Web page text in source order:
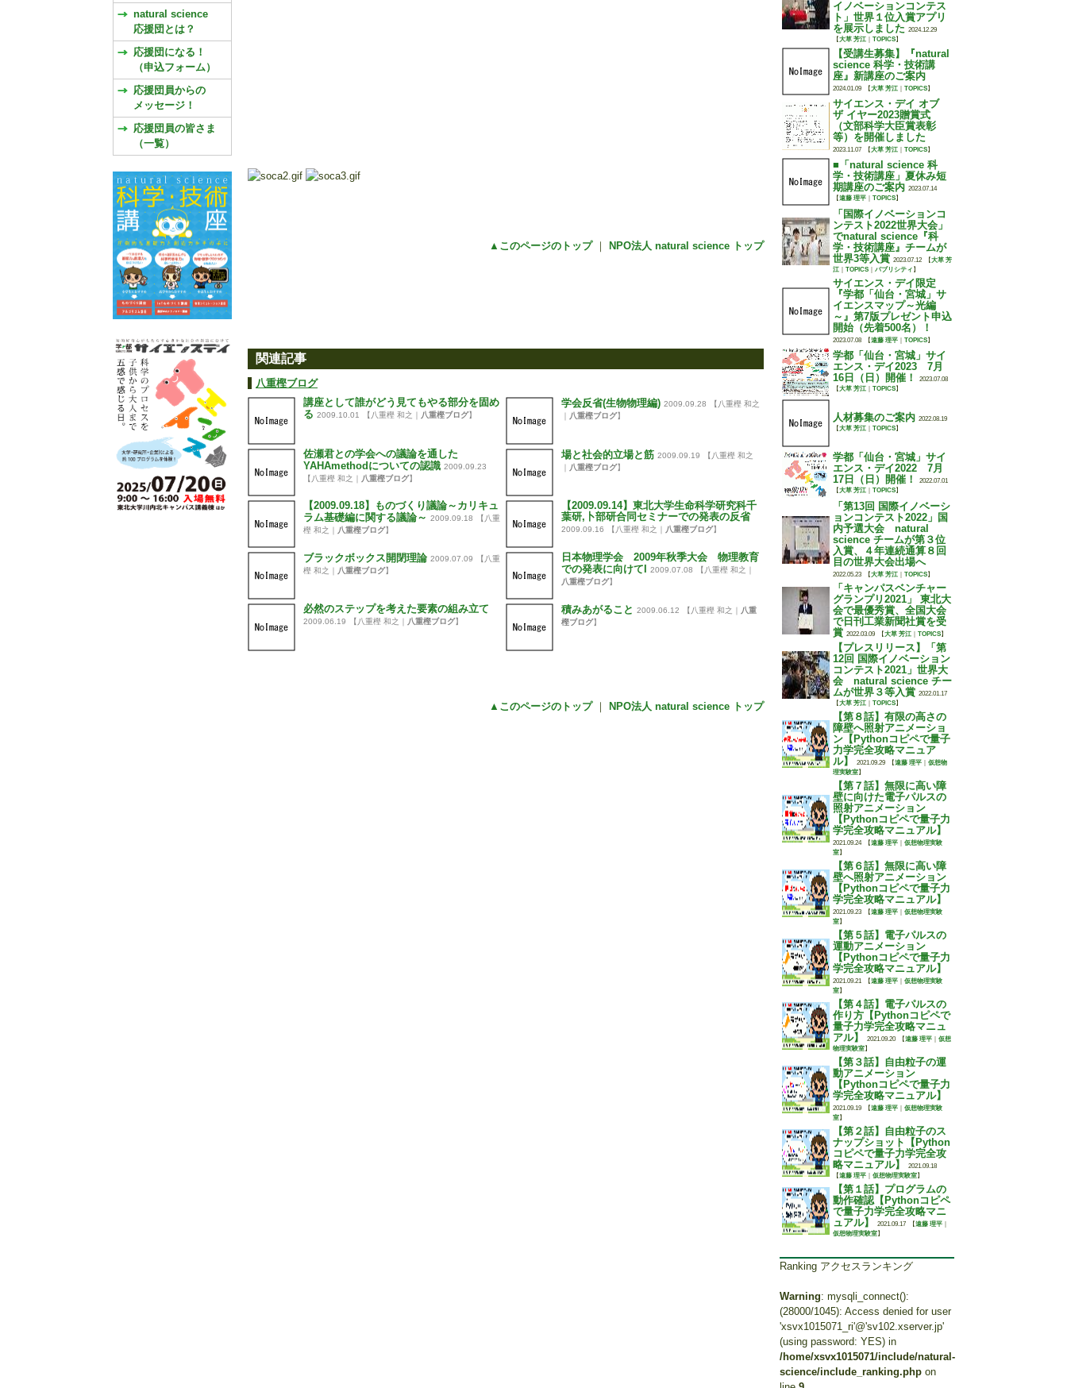
▲このページのトップ｜ NPO法人 natural science トップ
関連記事
八重樫ブログ
講座として誰がどう見てもやる部分を固め
る 2009.10.01 【八重樫 和之｜ 八重樫ブログ】
学会反省(生物物理編) 2009.09.28
【八重樫 和之
八重樫ブログ】
佐瀬君との学会への議論を通した
YAHAmethodについての認識 2009.09.23
【八重樫 和之｜
八重樫ブログ】
場と社会的立場と筋 2009.09.19
【八重樫 和之
八重樫ブログ】
【2009.09.18】ものづくり議論～カリキュ
ラム基礎編に関する議論～ 2009.09.18
【八重
樫 和之｜
八重樫ブログ】
【2009.09.14】東北大学生命科学研究科千
葉研,卜部研合同セミナーでの発表の反省
2009.09.16 【八重樫 和之｜ 八重樫ブログ】
ブラックボックス開閉理論 2009.07.09
【八重
樫 和之｜
八重樫ブログ】
日本物理学会 2009年秋季大会 物理教育
での発表に向けてI
2009.07.08
【八重樫 和之｜
八重樫ブログ】
必然のステップを考えた要素の組み立て
2009.06.19 【八重樫 和之｜ 八重樫ブログ】
積みあがること 2009.06.12 【八重樫 和之｜
八重
樫ブログ】
▲このページのトップ｜ NPO法人 natural science トップ
natural science
応援団とは？
応援団になる！
（申込フォーム）
応援団員からの
メッセージ！
応援団員の皆さま
（一覧）
イノベーションコンテス
ト」世界１位入賞アプリ
を展示しました 2024.12.29
【大草 芳江 TOPICS】
【受講生募集】『natural
science 科学・技術講
座』新講座のご案内
2024.01.09 【大草 芳江 TOPICS】
サイエンス・デイ オブ
ザ イヤー2023贈賞式
（文部科学大臣賞表彰
等）を開催しました
2023.11.07 【大草 芳江 TOPICS】
■「natural science 科
学・技術講座」夏休み短
期講座のご案内 2023.07.14
【遠藤 理平 TOPICS】
「国際イノベーションコ
ンテスト2022世界大会」
でnatural science『科
学・技術講座』チームが
世界3等入賞 2023.07.12 【大草 芳
江
TOPICS パブリシティ 】
サイエンス・デイ限定
『学都「仙台・宮城」サ
イエンスマップ～光編
～』第7版プレゼント申込
開始（先着500名）！
2023.07.08 【遠藤 理平 TOPICS】
学都「仙台・宮城」サイ
エンス・デイ2023 7月
16日（日）開催！
2023.07.08
【大草 芳江 TOPICS】
人材募集のご案内 2022.08.19
【大草 芳江 TOPICS】
学都「仙台・宮城」サイ
エンス・デイ2022 7月
17日（日）開催！
2022.07.01
【大草 芳江 TOPICS】
「第13回 国際イノベーシ
ョンコンテスト2022」国
内予選大会 natural
science チームが第３位
入賞、４年連続通算８回
目の世界大会出場へ
2022.05.23 【大草 芳江 TOPICS】
「キャンパスベンチャー
グランプリ2021」 東北大
会で最優秀賞、全国大会
で日刊工業新聞社賞を受
賞 2022.03.09 【大草 芳江 TOPICS】
【プレスリリース】「第
12回 国際イノベーション
コンテスト2021」世界大
会 natural science チー
ムが世界３等入賞 2022.01.17
【大草 芳江 TOPICS】
【第８話】有限の高さの
障壁へ照射アニメーショ
ン【Pythonコピペで量子
力学完全攻略マニュア
ル】
2021.09.29 【遠藤 理平
仮想物
理実験室】
【第７話】無限に高い障
壁に向けた電子パルスの
照射アニメーション
【Pythonコピペで量子力
学完全攻略マニュアル】
2021.09.24 【遠藤 理平
仮想物理実験
室】
【第６話】無限に高い障
壁へ照射アニメーション
【Pythonコピペで量子力
学完全攻略マニュアル】
2021.09.23 【遠藤 理平
仮想物理実験
室】
【第５話】電子パルスの
運動アニメーション
【Pythonコピペで量子力
学完全攻略マニュアル】
2021.09.21 【遠藤 理平
仮想物理実験
室】
【第４話】電子パルスの
作り方【Pythonコピペで
量子力学完全攻略マニュ
アル】
2021.09.20 【遠藤 理平
仮想
物理実験室】
【第３話】自由粒子の運
動アニメーション
【Pythonコピペで量子力
学完全攻略マニュアル】
2021.09.19 【遠藤 理平
仮想物理実験
室】
【第２話】自由粒子のス
ナップショット【Python
コピペで量子力学完全攻
略マニュアル】
2021.09.18
【遠藤 理平 仮想物理実験室】
【第１話】プログラムの
動作確認【Pythonコピペ
で量子力学完全攻略マニ
ュアル】
2021.09.17 【遠藤 理平
仮想物理実験室】
Ranking アクセスランキング
Warning: mysqli_connect():
(28000/1045): Access denied for user
'xsvx1015071_ri'@'sv102.xserver.jp'
(using password: YES) in
/home/xsvx1015071/include/natural-
science/include_ranking.php on